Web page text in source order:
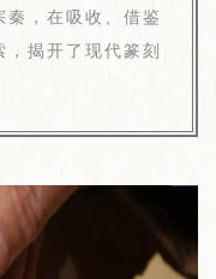
秦，在吸收、借鉴
揭开了现代篆刻